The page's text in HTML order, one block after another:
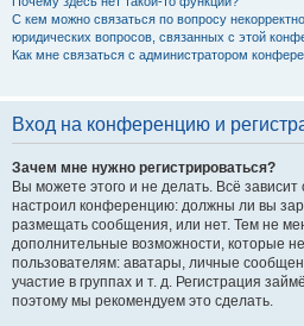
С кем можно связаться по вопросу
юридических вопросов, связанных с этой
Как мне связаться с администратором
Вход на конференцию и
Зачем мне нужно регистрироваться?
Вы можете этого и не делать. Всё зависит
настроил конференцию: должны ли вы
размещать сообщения, или нет. Тем не
дополнительные возможности, которые
пользователям: аватары, личные
участие в группах и т. д. Регистрация
поэтому мы рекомендуем это сделать.